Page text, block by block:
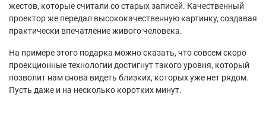
жестов, которые считали со старых записей. Качественный
проектор же передал высококачественную картинку, создавая
практически впечатление живого человека.
На примере этого подарка можно сказать, что совсем скоро
проекционные технологии достигнут такого уровня, который
позволит нам снова видеть близких, которых уже нет рядом.
Пусть даже и на несколько коротких минут.